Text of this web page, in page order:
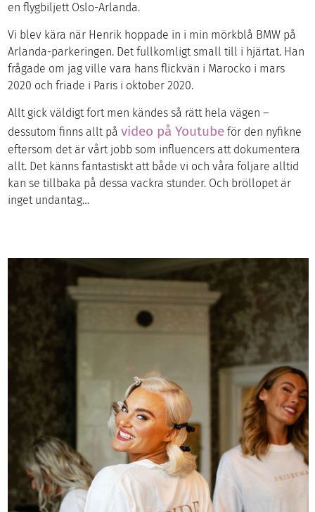
en flygbiljett Oslo-Arlanda.
Vi blev kära när Henrik hoppade in i min mörkblå BMW på
Arlanda-parkeringen. Det fullkomligt small till i hjärtat. Han
frågade om jag ville vara hans flickvän i Marocko i mars
2020 och friade i Paris i oktober 2020.
Allt gick väldigt fort men kändes så rätt hela vägen –
dessutom finns allt påvideo på Youtube för den nyfikne
eftersom det är vårt jobb som influencers att dokumentera
allt. Det känns fantastiskt att både vi och våra följare alltid
kan se tillbaka på dessa vackra stunder. Och bröllopet är
inget undantag…